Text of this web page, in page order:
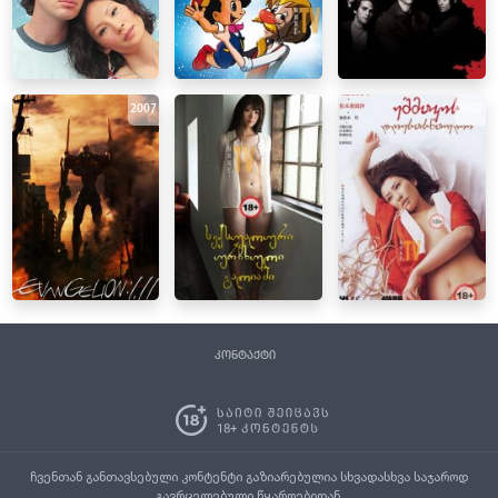
2007 2007 2007
კონტაქტი
ჩვენთან განთავსებული კონტენტი გაზიარებულია სხვადასხვა საჯაროდ